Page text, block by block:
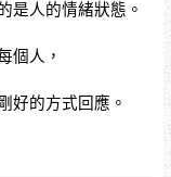
是人的情緒狀態。
個人，
好的方式回應。